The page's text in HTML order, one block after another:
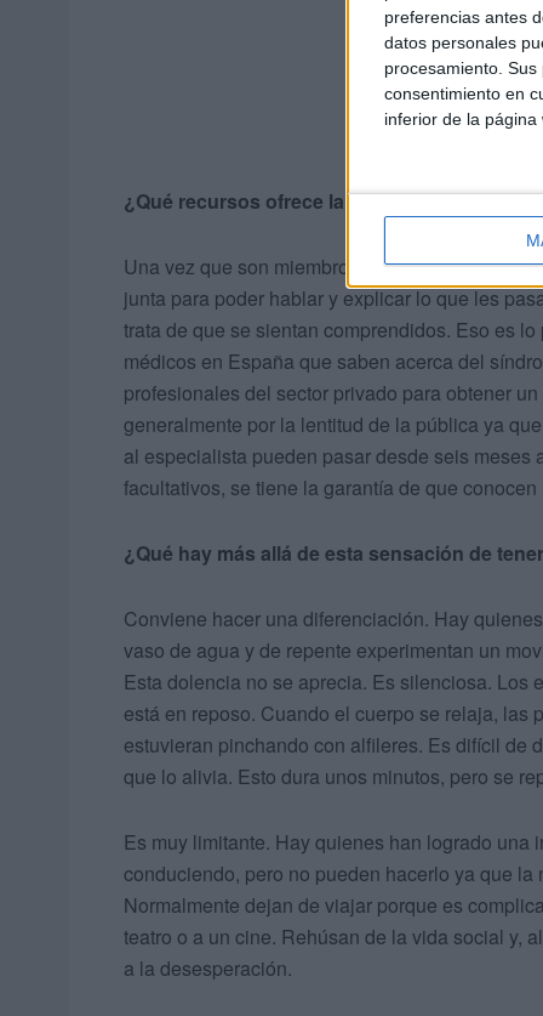
preferencias antes
datos personales
procesamiento.
consentimiento en
inferior de la página
¿Qué recursos ofrece la asociación?
Una vez que son miembros tienen algunos
junta para poder hablar y explicar lo que les
trata de que se sientan comprendidos. Eso es
médicos en España que saben acerca del
profesionales del sector privado para obtener
generalmente por la lentitud de la pública ya
al especialista pueden pasar desde seis meses
facultativos, se tiene la garantía de que
¿Qué hay más allá de esta sensación de
Conviene hacer una diferenciación. Hay
vaso de agua y de repente experimentan un
Esta dolencia no se aprecia. Es silenciosa. Los
está en reposo. Cuando el cuerpo se relaja, las
estuvieran pinchando con alfileres. Es difícil de
que lo alivia. Esto dura unos minutos, pero se
Es muy limitante. Hay quienes han logrado
conduciendo, pero no pueden hacerlo ya que
Normalmente dejan de viajar porque es
teatro o a un cine. Rehúsan de la vida social y,
a la desesperación.